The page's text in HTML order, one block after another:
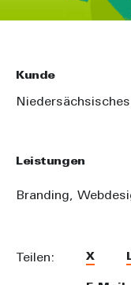
Kunde
Leistungen
Branding,
Teilen: X